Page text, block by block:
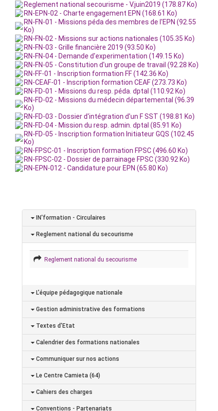
Reglement national secourisme - V.juin2019 (178.87 Ko)
RN-EPN-02 - Charte engagement EPN (168.61 Ko)
RN-FN-01 - Missions péda des membres de l'EPN (92.55
Ko)
RN-FN-02 - Missions sur actions nationales (105.35 Ko)
RN-FN-03 - Grille financière 2019 (93.50 Ko)
RN-FN-04 - Demande d'experimentation (149.15 Ko)
RN-FN-05 - Constitution d'un groupe de travail (92.28 Ko)
RN-FF-01 - Inscription formation FF (142.36 Ko)
RN-CEAF-01 - Inscription formation CEAF (273.73 Ko)
RN-FD-01 - Missions du resp. péda. dptal (110.92 Ko)
RN-FD-02 - Missions du médecin départemental (96.39
Ko)
RN-FD-03 - Dossier d'intégration d'un F SST (198.81 Ko)
RN-FD-04 - Mission du resp. admin. dptal (85.91 Ko)
RN-FD-05 - Inscription formation Initiateur GQS (102.45
Ko)
RN-FPSC-01 - Inscription formation FPSC (496.60 Ko)
RN-FPSC-02 - Dossier de parrainage FPSC (330.92 Ko)
RN-EPN-012 - Candidature pour EPN (65.80 Ko)
IN'formation - Circulaires
Reglement national du secourisme
Reglement national du secourisme
L'équipe pédagogique nationale
Gestion administrative des formations
Textes d'Etat
Calendrier des formations nationales
Communiquer sur nos actions
Le Centre Camieta (64)
Cahiers des charges
Conventions - Partenariats